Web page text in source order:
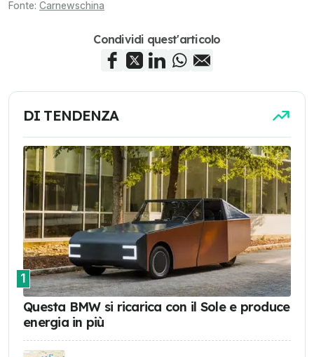
Fonte: Carnewschina
Condividi quest'articolo
DI TENDENZA
1
Questa BMW si ricarica con il Sole e produce
energia in più